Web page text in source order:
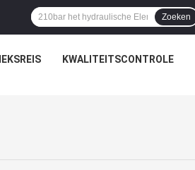
Zoeken
KWALITEITSCONTROLE